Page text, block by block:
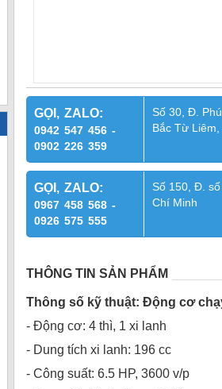
GỌI, ZALO:
0942 547 456 -
0902 226 359
Số 30, Đ.
Bắc Từ
GỌI, ZALO:
0967 458 568 -
0926 575 555
Số 150, Đ.
Chí Minh
THÔNG TIN SẢN PHẨM
Thông số kỹ thuật: Động cơ
- Động cơ: 4 thì, 1 xi lanh
- Dung tích xi lanh: 196 cc
- Công suất: 6.5 HP, 3600 v/p